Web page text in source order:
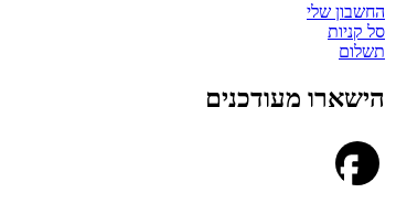
החשבון שלי
סל קניות
תשלום
הישארו מעודכנים